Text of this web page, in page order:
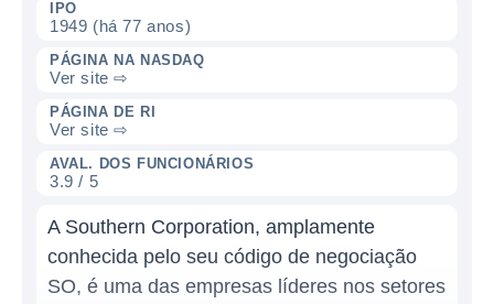
IPO
1949 (há 77 anos)
PÁGINA NA NASDAQ
Ver site ⇨
PÁGINA DE RI
Ver site ⇨
AVAL. DOS FUNCIONÁRIOS
3.9 / 5
A Southern Corporation, amplamente
conhecida pelo seu código de negociação
SO, é uma das empresas líderes nos setores